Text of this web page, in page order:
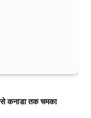
से कनाडा तक चमका